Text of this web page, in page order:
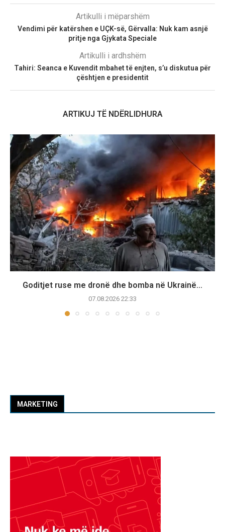
Artikulli i mëparshëm
Vendimi për katërshen e UÇK-së, Gërvalla: Nuk kam asnjë
pritje nga Gjykata Speciale
Artikulli i ardhshëm
Tahiri: Seanca e Kuvendit mbahet të enjten, s’u diskutua për
çështjen e presidentit
ARTIKUJ TË NDËRLIDHURA
Goditjet ruse me dronë dhe bomba në Ukrainë...
07.08.2026 22:33
MARKETING